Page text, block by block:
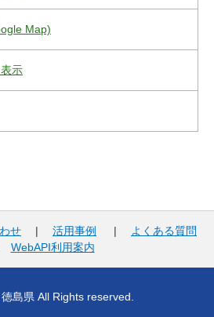
Map)
示
せ | 活用事例 |
よくある質問
WebAPI利用案内
島県 All Rights reserved.